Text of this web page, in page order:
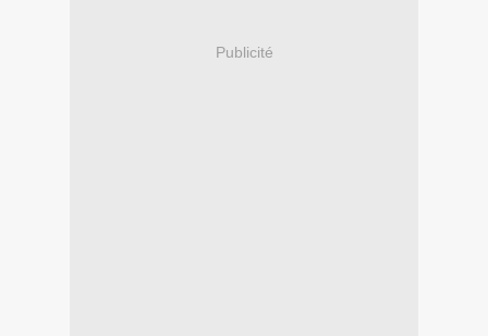
Publicité